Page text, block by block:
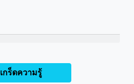
เกร็ดความรู้